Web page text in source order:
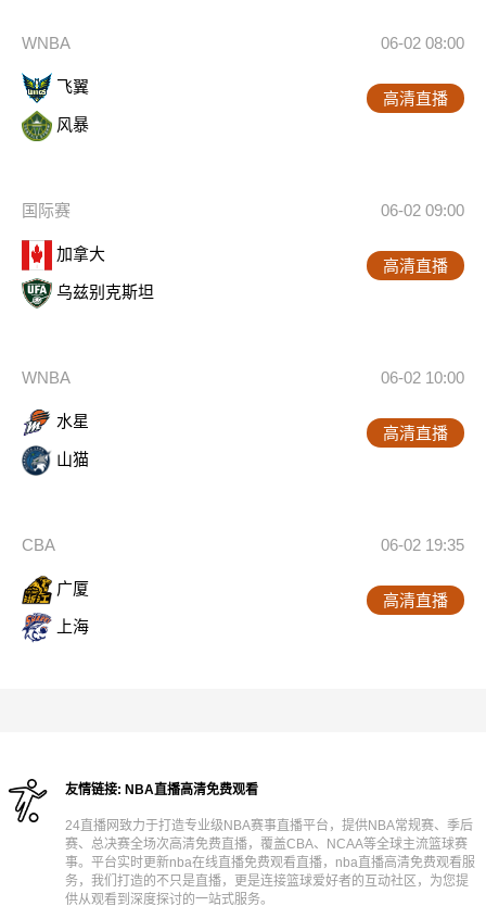
WNBA 06-02 08:00
飞翼
风暴
高清直播
国际赛 06-02 09:00
加拿大
乌兹别克斯坦
高清直播
WNBA 06-02 10:00
水星
山猫
高清直播
CBA 06-02 19:35
广厦
上海
高清直播
友情链接: NBA直播高清免费观看
24直播网致力于打造专业级NBA赛事直播平台，提供NBA常规赛、季后
赛、总决赛全场次高清免费直播，覆盖CBA、NCAA等全球主流篮球赛
事。平台实时更新nba在线直播免费观看直播，nba直播高清免费观看服
务，我们打造的不只是直播，更是连接篮球爱好者的互动社区，为您提
供从观看到深度探讨的一站式服务。